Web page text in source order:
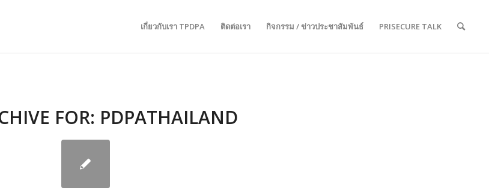
เกี่ยวกับเรา TPDPA ติดต่อเรา กิจกรรม / ข่าวประชาสัมพันธ์ PRISECURE TALK
FOR: PDPATHAILAND